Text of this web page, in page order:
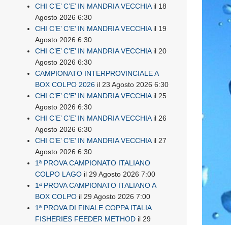
CHI C’E’ C’E’ IN MANDRIA VECCHIAil 18
Agosto 2026 6:30
CHI C’E’ C’E’ IN MANDRIA VECCHIAil 19
Agosto 2026 6:30
CHI C’E’ C’E’ IN MANDRIA VECCHIAil 20
Agosto 2026 6:30
CAMPIONATO INTERPROVINCIALE A
BOX COLPO 2026 il 23 Agosto 2026 6:30
CHI C’E’ C’E’ IN MANDRIA VECCHIAil 25
Agosto 2026 6:30
CHI C’E’ C’E’ IN MANDRIA VECCHIAil 26
Agosto 2026 6:30
CHI C’E’ C’E’ IN MANDRIA VECCHIAil 27
Agosto 2026 6:30
1ª PROVA CAMPIONATO ITALIANO
COLPO LAGO il 29 Agosto 2026 7:00
1ª PROVA CAMPIONATO ITALIANO A
BOX COLPO il 29 Agosto 2026 7:00
1ª PROVA DI FINALE COPPA ITALIA
FISHERIES FEEDER METHOD il 29